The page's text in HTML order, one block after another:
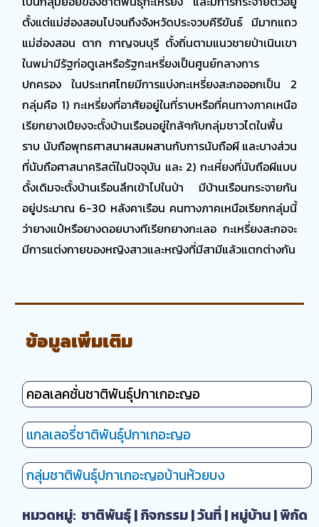
ตั้งแต่แม่ฮ่องสอนไปจนถึงจังหวัดประจวบคีรีขันธ์ มีมากแถว
แม่ฮ่องสอน ตาก กาญจนบุรี ตั้งถิ่นตามแนวชายป่าเนินเขา
ในพม่ามีรัฐก่อตูเลหรือรัฐกะเหรี่ยงเป็นศูนย์กลางการ
ปกครอง ในประเทศไทยมีการแบ่งกะเหรี่ยงสะกอออกเป็น 2
กลุ่มคือ 1) กะเหรี่ยงที่อาศัยอยู่ในที่ราบหรือที่คนทางภาคเหนือ
เรียกยางเปียงจะตั้งบ้านเรือนอยู่ใกล้ๆกับกลุ่มชาวไตในพื้น
ราบ นับถือพุทธศาสนาผสมผสานกับการนับถือผี และบางส่วน
ที่นับถือศาสนาคริสต์ในปัจจุบัน และ 2) กะเหี่ยงที่นับถือผีแบบ
ดั้งเดิมจะตั้งบ้านเรือนลึกเข้าไปในป่า มีบ้านเรือนกระจายกัน
อยู่ประมาณ 6-30 หลังคาเรือน คนทางภาคเหนือเรียกกลุ่มนี้
ว่ายางแป๋หรือยางดอยบางทีเรียกยางกะเลอ กะเหรี่ยงสะกอจะ
มีการแต่งกายของหญิงสาวและหญิงที่มีสามีแล้วแตกต่างกัน
ข้อมูลเพิ่มเติม
คอลเลคชั่นชาติพันธุ์ปกาเกอะญอ
แกลเลอรี่ชาติพันธุ์ปกาเกอะญอ
กลุ่มชาติพันธุ์ปกาเกอะญอบ้านห้วยบง
หมวดหมู่:ชาติพันธุ์|กิจกรรม|วันที่|หมู่บ้าน|พิกัด